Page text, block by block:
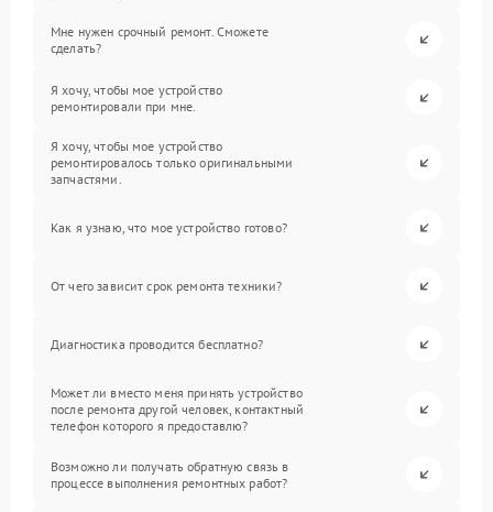
Мне нужен срочный ремонт. Сможете
сделать?
Я хочу, чтобы мое устройство
ремонтировали при мне.
Я хочу, чтобы мое устройство
ремонтировалось только оригинальными
запчастями.
Как я узнаю, что мое устройство готово?
От чего зависит срок ремонта техники?
Диагностика проводится бесплатно?
Может ли вместо меня принять устройство
после ремонта другой человек, контактный
телефон которого я предоставлю?
Возможно ли получать обратную связь в
процессе выполнения ремонтных работ?